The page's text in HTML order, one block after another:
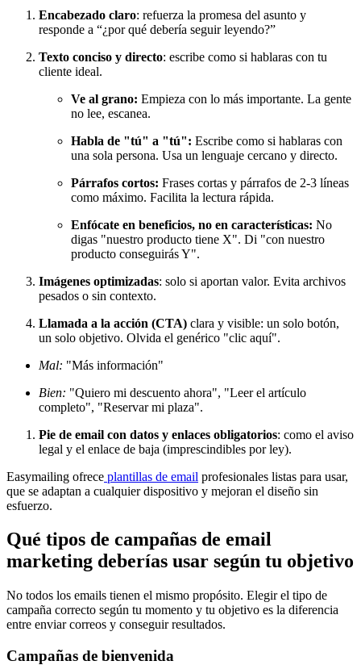
Encabezado claro: refuerza la promesa del asunto y
responde a “¿por qué debería seguir leyendo?”
Texto conciso y directo: escribe como si hablaras con tu
cliente ideal.
Ve al grano: Empieza con lo más importante. La gente
no lee, escanea.
Habla de "tú" a "tú": Escribe como si hablaras con
una sola persona. Usa un lenguaje cercano y directo.
Párrafos cortos: Frases cortas y párrafos de 2-3 líneas
como máximo. Facilita la lectura rápida.
Enfócate en beneficios, no en características: No
digas "nuestro producto tiene X". Di "con nuestro
producto conseguirás Y".
Imágenes optimizadas: solo si aportan valor. Evita archivos
pesados o sin contexto.
Llamada a la acción (CTA) clara y visible: un solo botón,
un solo objetivo. Olvida el genérico "clic aquí".
Mal: "Más información"
Bien: "Quiero mi descuento ahora", "Leer el artículo
completo", "Reservar mi plaza".
Pie de email con datos y enlaces obligatorios: como el aviso
legal y el enlace de baja (imprescindibles por ley).
Easymailing ofrece plantillas de email profesionales listas para usar,
que se adaptan a cualquier dispositivo y mejoran el diseño sin
esfuerzo.
Qué tipos de campañas de email
marketing deberías usar según tu objetivo
No todos los emails tienen el mismo propósito. Elegir el tipo de
campaña correcto según tu momento y tu objetivo es la diferencia
entre enviar correos y conseguir resultados.
Campañas de bienvenida